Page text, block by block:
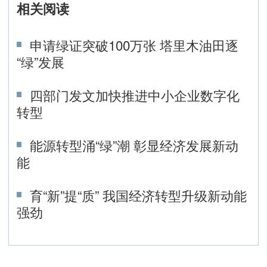
相关阅读
申请绿证突破100万张 塔里木油田逐
“绿”发展
四部门发文加快推进中小企业数字化
转型
能源转型涌“绿”潮 彰显经济发展新动
能
育“新”提“质” 我国经济转型升级新动能
强劲